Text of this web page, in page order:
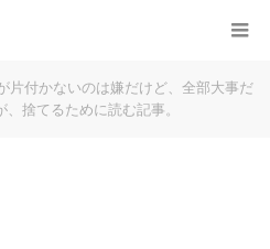
片付かないのは嫌だけど、全部大事だ
捨てるために読む記事。